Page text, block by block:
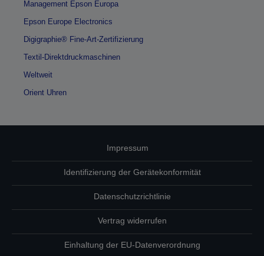
Management Epson Europa
Epson Europe Electronics
Digigraphie® Fine-Art-Zertifizierung
Textil-Direktdruckmaschinen
Weltweit
Orient Uhren
Impressum
Identifizierung der Gerätekonformität
Datenschutzrichtlinie
Vertrag widerrufen
Einhaltung der EU-Datenverordnung